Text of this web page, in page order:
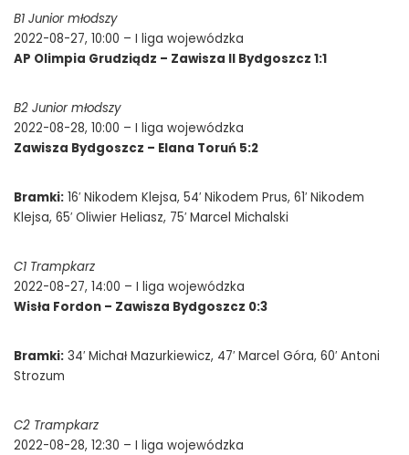
B1 Junior młodszy
2022-08-27, 10:00 – I liga wojewódzka
AP Olimpia Grudziądz – Zawisza II Bydgoszcz 1:1
B2 Junior młodszy
2022-08-28, 10:00 – I liga wojewódzka
Zawisza Bydgoszcz – Elana Toruń 5:2
Bramki: 16′ Nikodem Klejsa, 54′ Nikodem Prus, 61′ Nikodem
Klejsa, 65′ Oliwier Heliasz, 75′ Marcel Michalski
C1 Trampkarz
2022-08-27, 14:00 – I liga wojewódzka
Wisła Fordon – Zawisza Bydgoszcz 0:3
Bramki: 34′ Michał Mazurkiewicz, 47′ Marcel Góra, 60′ Antoni
Strozum
C2 Trampkarz
2022-08-28, 12:30 – I liga wojewódzka